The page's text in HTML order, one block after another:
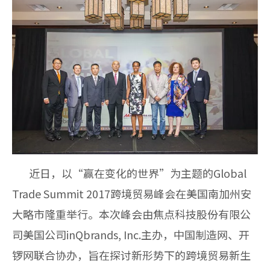
近日，以“赢在变化的世界”为主题的Global
Trade Summit 2017跨境贸易峰会在美国南加州安
大略市隆重举行。本次峰会由焦点科技股份有限公
司美国公司inQbrands, Inc.主办，中国制造网、开
锣网联合协办，旨在探讨新形势下的跨境贸易新生